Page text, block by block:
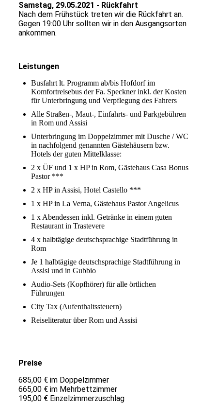
Samstag, 29.05.2021 - Rückfahrt
Nach dem Frühstück treten wir die Rückfahrt an.
Gegen 19:00 Uhr sollten wir in den Ausgangsorten
ankommen.
Leistungen
Busfahrt lt. Programm ab/bis Hofdorf im
Komfortreisebus der Fa. Speckner inkl. der Kosten
für Unterbringung und Verpflegung des Fahrers
Alle Straßen-, Maut-, Einfahrts- und Parkgebühren
in Rom und Assisi
Unterbringung im Doppelzimmer mit Dusche / WC
in nachfolgend genannten Gästehäusern bzw.
Hotels der guten Mittelklasse:
2 x ÜF und 1 x HP in Rom, Gästehaus Casa Bonus
Pastor ***
2 x HP in Assisi, Hotel Castello ***
1 x HP in La Verna, Gästehaus Pastor Angelicus
1 x Abendessen inkl. Getränke in einem guten
Restaurant in Trastevere
4 x halbtägige deutschsprachige Stadtführung in
Rom
Je 1 halbtägige deutschsprachige Stadtführung in
Assisi und in Gubbio
Audio-Sets (Kopfhörer) für alle örtlichen
Führungen
City Tax (Aufenthaltssteuern)
Reiseliteratur über Rom und Assisi
Preise
685,00 € im Doppelzimmer
665,00 € im Mehrbettzimmer
195,00 € Einzelzimmerzuschlag